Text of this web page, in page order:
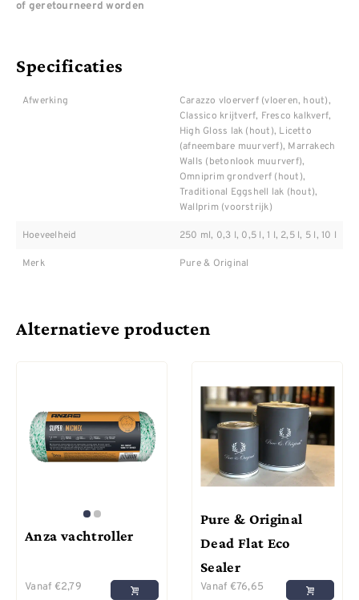
of geretourneerd worden
Specificaties
Afwerking
Carazzo vloerverf (vloeren, hout),
Classico krijtverf, Fresco kalkverf,
High Gloss lak (hout), Licetto
(afneembare muurverf), Marrakech
Walls (betonlook muurverf),
Omniprim grondverf (hout),
Traditional Eggshell lak (hout),
Wallprim (voorstrijk)
Hoeveelheid 250 ml, 0,3 l, 0,5 l, 1 l, 2,5 l, 5 l, 10 l
Merk Pure & Original
Alternatieve producten
Anza vachtroller
Vanaf €2,79
Pure & Original
Dead Flat Eco
Sealer
Vanaf €76,65